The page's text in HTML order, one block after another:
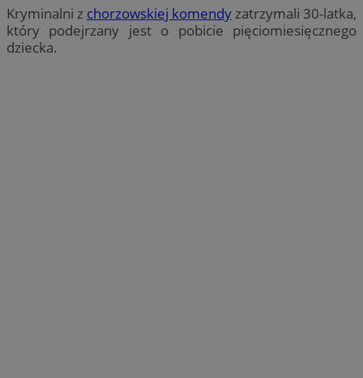
Kryminalni z chorzowskiej komendyzatrzymali 30-latka,
który podejrzany jest o pobicie pięciomiesięcznego
dziecka.